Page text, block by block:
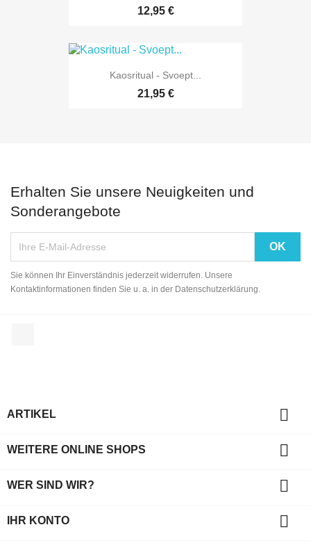
12,95 €
Kaosritual - Svoept...
21,95 €
Erhalten Sie unsere Neuigkeiten und
Sonderangebote
Sie können Ihr Einverständnis jederzeit widerrufen. Unsere
Kontaktinformationen finden Sie u. a. in der Datenschutzerklärung.
ARTIKEL 
WEITERE ONLINE SHOPS 
WER SIND WIR? 
IHR KONTO 